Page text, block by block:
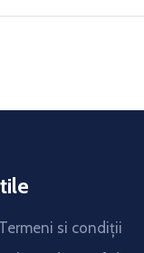
Termeni si condiții